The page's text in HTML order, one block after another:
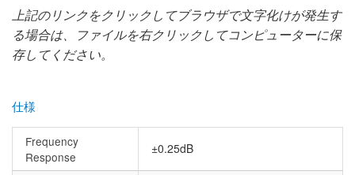
上記のリンクをクリックしてブラウザで文字化けが発生す
る場合は、ファイルを右クリックしてコンピューターに保
存してください。
仕様
Frequency
Response
±0.25dB